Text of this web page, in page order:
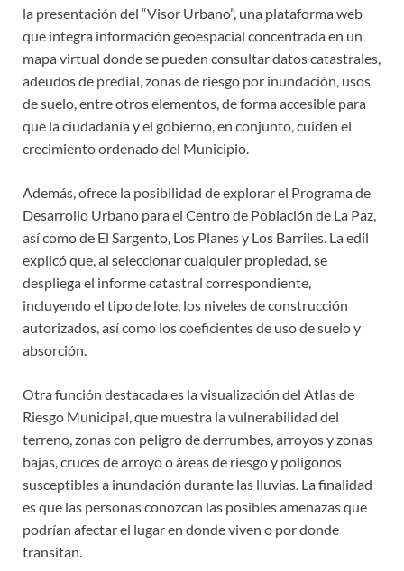
la presentación del “Visor Urbano”, una plataforma web
que integra información geoespacial concentrada en un
mapa virtual donde se pueden consultar datos catastrales,
adeudos de predial, zonas de riesgo por inundación, usos
de suelo, entre otros elementos, de forma accesible para
que la ciudadanía y el gobierno, en conjunto, cuiden el
crecimiento ordenado del Municipio.
Además, ofrece la posibilidad de explorar el Programa de
Desarrollo Urbano para el Centro de Población de La Paz,
así como de El Sargento, Los Planes y Los Barriles. La edil
explicó que, al seleccionar cualquier propiedad, se
despliega el informe catastral correspondiente,
incluyendo el tipo de lote, los niveles de construcción
autorizados, así como los coeficientes de uso de suelo y
absorción.
Otra función destacada es la visualización del Atlas de
Riesgo Municipal, que muestra la vulnerabilidad del
terreno, zonas con peligro de derrumbes, arroyos y zonas
bajas, cruces de arroyo o áreas de riesgo y polígonos
susceptibles a inundación durante las lluvias. La finalidad
es que las personas conozcan las posibles amenazas que
podrían afectar el lugar en donde viven o por donde
transitan.